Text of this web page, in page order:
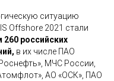
ситуацию
Offshore 2021 стали
260 российских
в их числе ПАО
МЧС России,
АО «ОСК», ПАО